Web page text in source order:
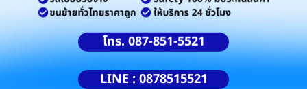
โทร. 087-851-5521
LINE : 0878515521